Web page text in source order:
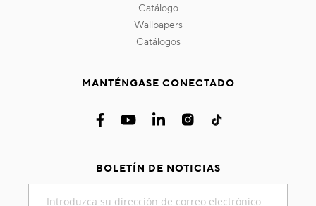
catálogo
wallpapers
catálogos
MANTÉNGASE CONECTADO
BOLETÍN DE NOTICIAS